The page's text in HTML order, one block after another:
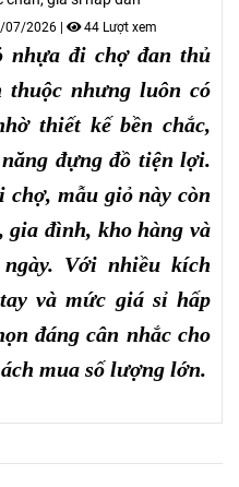
07/2026 | 44 Lượt xem
nhựa đi chợ đan thủ
thuộc nhưng luôn có
thiết kế bền chắc,
đựng đồ tiện lợi.
chợ, mẫu giỏ này còn
gia đình, kho hàng và
Với nhiều kích
và mức giá sỉ hấp
đáng cân nhắc cho
mua số lượng lớn.